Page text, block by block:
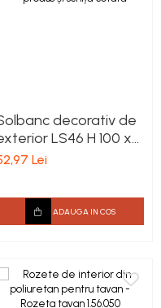
decorativ de
LS46 H 100 x
40 x L 2000 mm
Lei
ADAUGA IN COS